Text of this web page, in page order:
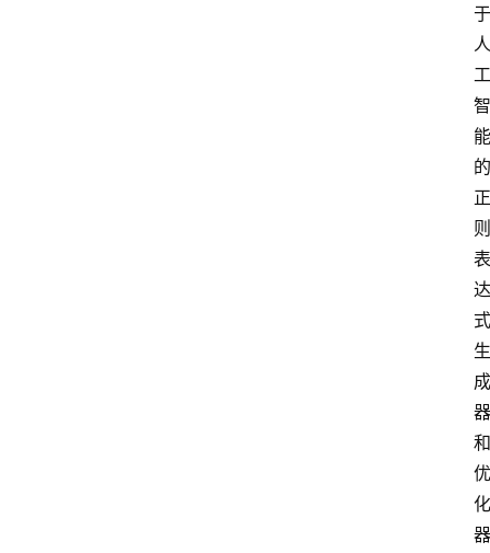
于
人
工
智
能
的
正
则
表
达
式
生
成
器
和
优
化
器